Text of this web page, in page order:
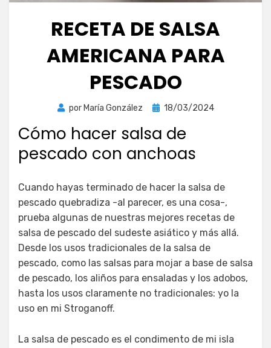
RECETA DE SALSA
AMERICANA PARA
PESCADO
por María González
Publicada
18/03/2024
Cómo hacer salsa de
pescado con anchoas
Cuando hayas terminado de hacer la salsa de
pescado quebradiza -al parecer, es una cosa-,
prueba algunas de nuestras mejores recetas de
salsa de pescado del sudeste asiático y más allá.
Desde los usos tradicionales de la salsa de
pescado, como las salsas para mojar a base de salsa
de pescado, los aliños para ensaladas y los adobos,
hasta los usos claramente no tradicionales: yo la
uso en mi Stroganoff.
La salsa de pescado es el condimento de mi isla